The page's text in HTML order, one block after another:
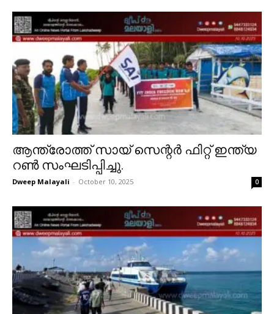
ആന്ത്രോത്ത് സായ് സെന്റർ ഫിറ്റ് ഇന്ത്യ
റൺ സംഘടിപ്പിച്ചു.
Dweep Malayali - October 10, 2025 0